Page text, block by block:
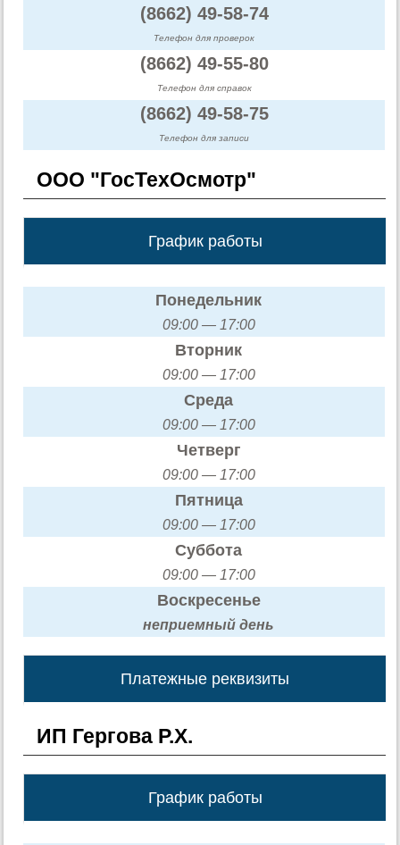
(8662) 49-58-74
Телефон для проверок
(8662) 49-55-80
Телефон для справок
(8662) 49-58-75
Телефон для записи
ООО "ГосТехОсмотр"
График работы
Понедельник
09:00 — 17:00
Вторник
09:00 — 17:00
Среда
09:00 — 17:00
Четверг
09:00 — 17:00
Пятница
09:00 — 17:00
Суббота
09:00 — 17:00
Воскресенье
неприемный день
Платежные реквизиты
ИП Гергова Р.Х.
График работы